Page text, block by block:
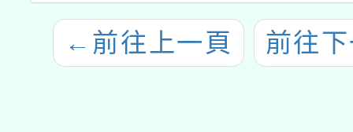
← 前往上一頁 前往